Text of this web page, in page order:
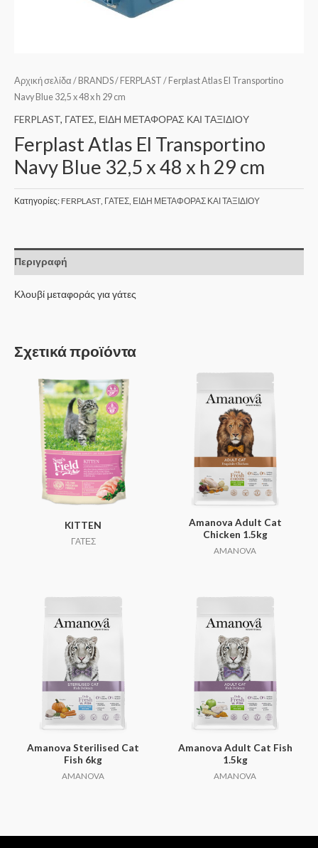
Αρχική σελίδα / BRANDS/ FERPLAST / Ferplast Atlas El Transportino
Navy Blue 32,5 x 48 x h 29 cm
FERPLAST, ΓΑΤΕΣ, ΕΙΔΗ ΜΕΤΑΦΟΡΑΣ ΚΑΙ ΤΑΞΙΔΙΟΥ
Ferplast Atlas El Transportino
Navy Blue 32,5 x 48 x h 29 cm
Κατηγορίες:FERPLAST, ΓΑΤΕΣ, ΕΙΔΗ ΜΕΤΑΦΟΡΑΣ ΚΑΙ ΤΑΞΙΔΙΟΥ
Περιγραφή
Κλουβί μεταφοράς για γάτες
Σχετικά προϊόντα
KITTEN
ΓΑΤΕΣ
Amanova Adult Cat
Chicken 1.5kg
AMANOVA
Amanova Sterilised Cat
Fish 6kg
AMANOVA
Amanova Adult Cat Fish
1.5kg
AMANOVA